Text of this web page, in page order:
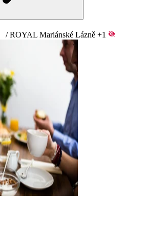
/ ROYAL Mariánské Lázně +1